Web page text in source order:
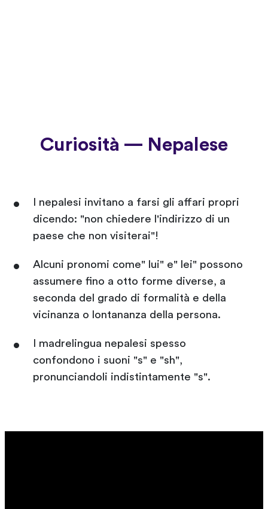
Curiosità — Nepalese
I nepalesi invitano a farsi gli affari propri
dicendo: "non chiedere l'indirizzo di un
paese che non visiterai"!
Alcuni pronomi come" lui" e" lei" possono
assumere fino a otto forme diverse, a
seconda del grado di formalità e della
vicinanza o lontananza della persona.
I madrelingua nepalesi spesso
confondono i suoni "s" e "sh",
pronunciandoli indistintamente "s".